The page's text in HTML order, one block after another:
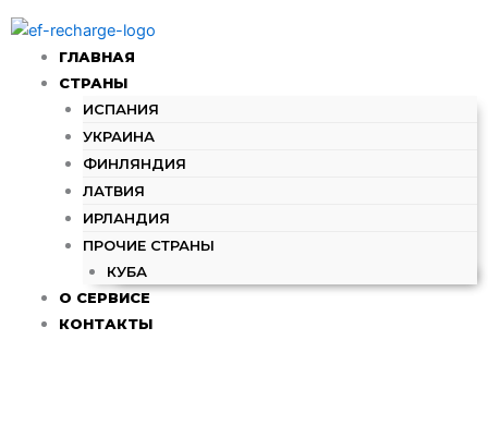
содержимому
ГЛАВНАЯ
СТРАНЫ
ИСПАНИЯ
УКРАИНА
ФИНЛЯНДИЯ
ЛАТВИЯ
ИРЛАНДИЯ
ПРОЧИЕ СТРАНЫ
КУБА
О СЕРВИСЕ
КОНТАКТЫ
товара
1000₴